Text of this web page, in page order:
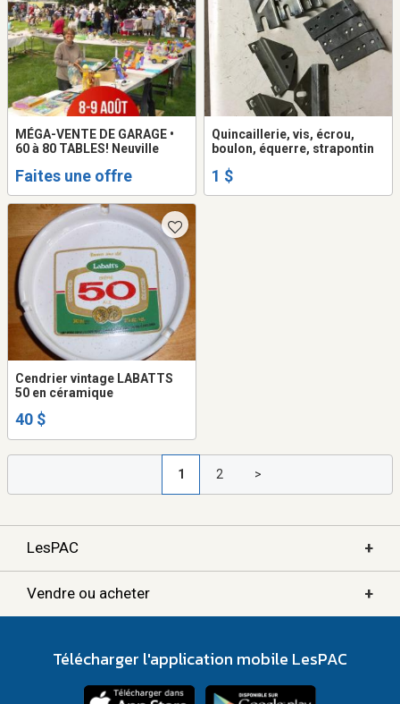
MÉGA-VENTE DE GARAGE •
60 à 80 TABLES! Neuville
Faites une offre
Quincaillerie, vis, écrou,
boulon, équerre, strapontin
1 $
Cendrier vintage LABATTS
50 en céramique
40 $
1 2 >
LesPAC +
Vendre ou acheter +
Télécharger l'application mobile LesPAC